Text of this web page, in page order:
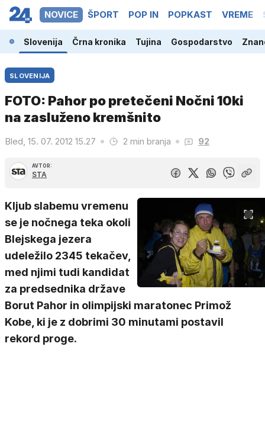
NOVICE ŠPORT POP IN POPKAST VREME
Slovenija Črna kronika Tujina Gospodarstvo
SLOVENIJA
FOTO: Pahor po pretečeni Nočni 10ki
na zasluženo kremšnito
Bled, 15. 07. 2012 15.27 2 min branja 92
AVTOR:
STA
Kljub slabemu vremenu
se je nočnega teka okoli
Blejskega jezera
udeležilo 2345 tekačev,
med njimi tudi kandidat
za predsednika države
Borut Pahor in olimpijski maratonec Primož
Kobe, ki je z dobrimi 30 minutami postavil
rekord proge.